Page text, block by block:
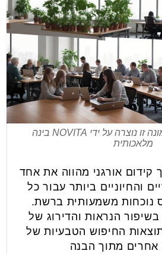
קרדיט התמונה: תמונה זו נוצרה על ידי NOVITA בינה
מלאכותית
קידום אורגני מהווה את אחד
והחיוניים ביותר עבור כל
משמעותית ברשת.
הנראות והדירוג של
החיפוש הטבעיות של
אחרים מתוך הבנה